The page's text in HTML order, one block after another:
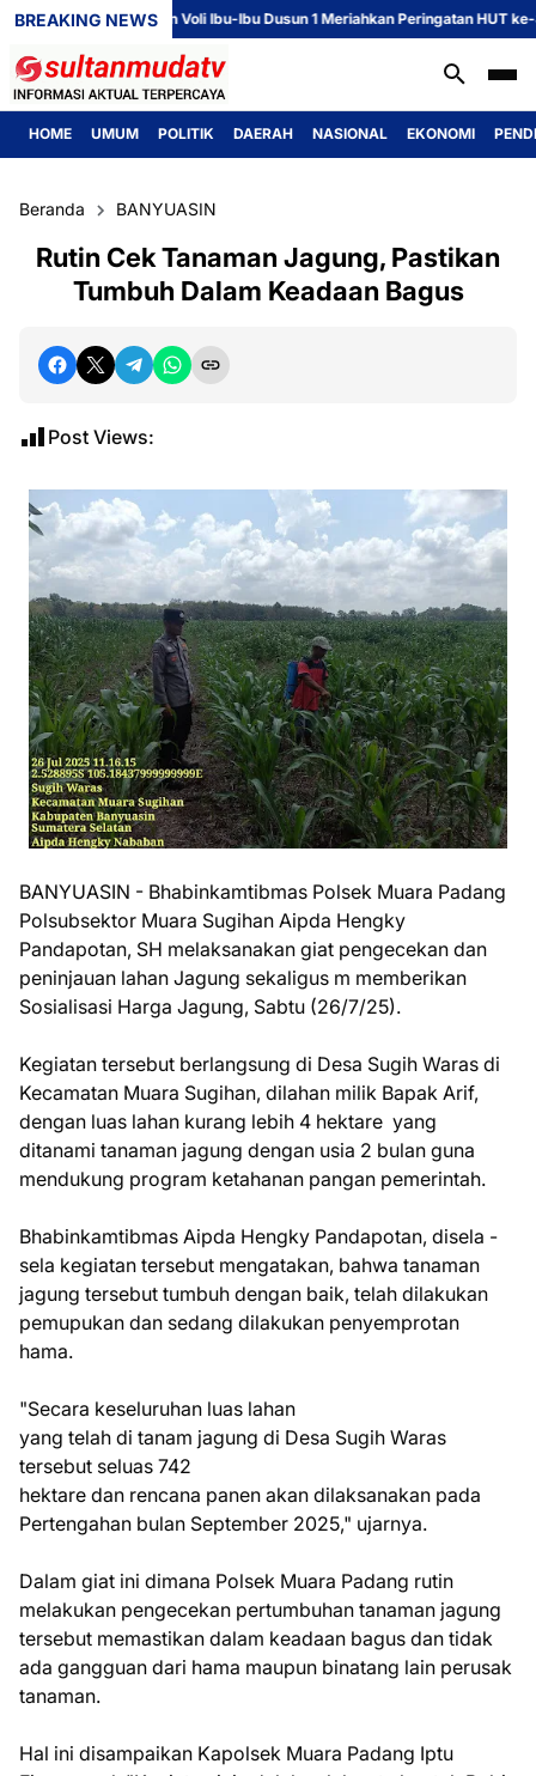
BREAKING NEWS
Perlombaan Voli Ibu-Ibu Dusun 1 Meriahkan Peringatan HUT ke-81
HOME UMUM POLITIK DAERAH NASIONAL EKONOMI
Beranda BANYUASIN
Rutin Cek Tanaman Jagung, Pastikan
Tumbuh Dalam Keadaan Bagus
Post Views:
BANYUASIN - Bhabinkamtibmas Polsek Muara Padang
Polsubsektor Muara Sugihan Aipda Hengky
Pandapotan, SH melaksanakan giat pengecekan dan
peninjauan lahan Jagung sekaligus m memberikan
Sosialisasi Harga Jagung, Sabtu (26/7/25).
Kegiatan tersebut berlangsung di Desa Sugih Waras di
Kecamatan Muara Sugihan, dilahan milik Bapak Arif,
dengan luas lahan kurang lebih 4 hektare yang
ditanami tanaman jagung dengan usia 2 bulan guna
mendukung program ketahanan pangan pemerintah.
Bhabinkamtibmas Aipda Hengky Pandapotan, disela -
sela kegiatan tersebut mengatakan, bahwa tanaman
jagung tersebut tumbuh dengan baik, telah dilakukan
pemupukan dan sedang dilakukan penyemprotan
hama.
"Secara keseluruhan luas lahan
yang telah di tanam jagung di Desa Sugih Waras
tersebut seluas 742
hektare dan rencana panen akan dilaksanakan pada
Pertengahan bulan September 2025," ujarnya.
Dalam giat ini dimana Polsek Muara Padang rutin
melakukan pengecekan pertumbuhan tanaman jagung
tersebut memastikan dalam keadaan bagus dan tidak
ada gangguan dari hama maupun binatang lain perusak
tanaman.
Hal ini disampaikan Kapolsek Muara Padang Iptu